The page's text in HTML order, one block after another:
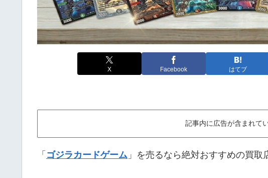
X Facebook はてブ
記事内に広告が含まれてい
「 ゴジラカードゲーム 」を売るなら絶対おすすめの買取